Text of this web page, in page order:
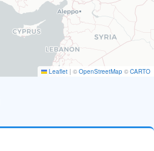
Leaflet | © OpenStreetMap © CARTO